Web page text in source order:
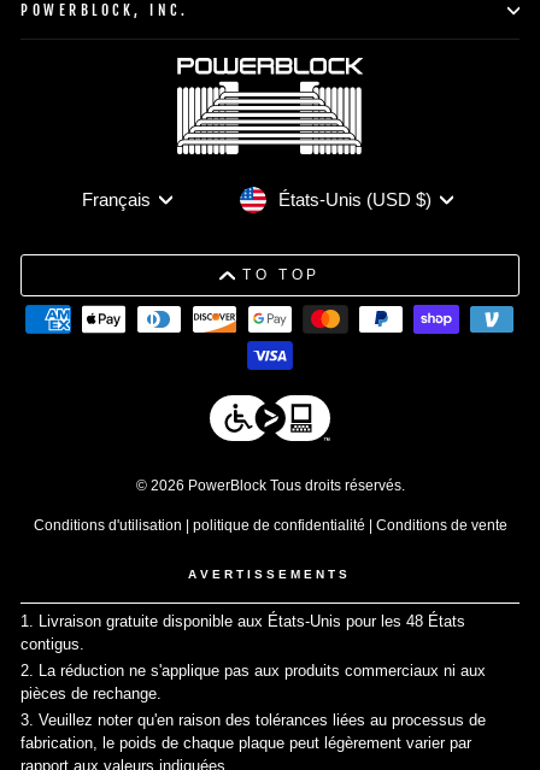
POWERBLOCK, INC.
Langue
Français DeviseÉtats-Unis (USD $)
TO TOP
© 2026 PowerBlock Tous droits réservés.
Conditions d'utilisation politique de confidentialité Conditions de vente
AVERTISSEMENTS
1. Livraison gratuite disponible aux États-Unis pour les 48 États
contigus.
2. La réduction ne s'applique pas aux produits commerciaux ni aux
pièces de rechange.
3. Veuillez noter qu'en raison des tolérances liées au processus de
fabrication, le poids de chaque plaque peut légèrement varier par
rapport aux valeurs indiquées.